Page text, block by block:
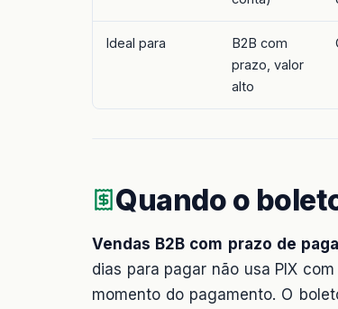
Ideal para
B2B com
prazo, valor
alto
Quando o
Vendas B2B com prazo de
dias para pagar não usa PIX
momento do pagamento. O